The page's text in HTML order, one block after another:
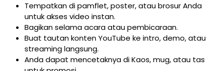
Tempatkan di pamflet, poster, atau brosur Anda
untuk akses video instan.
Bagikan selama acara atau pembicaraan.
Buat tautan konten YouTube ke intro, demo, atau
streaming langsung.
Anda dapat mencetaknya di Kaos, mug, atau tas